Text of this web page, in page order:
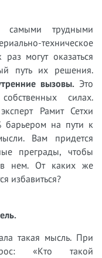
трудными
техническое
могут оказаться
путь их решения.
вызовы. Это
силах.
Рамит Сетхи
барьером на пути к
Вам придется
преграды, чтобы
в нем. От каких же
избавиться?
такая мысль. При
«Кто такой